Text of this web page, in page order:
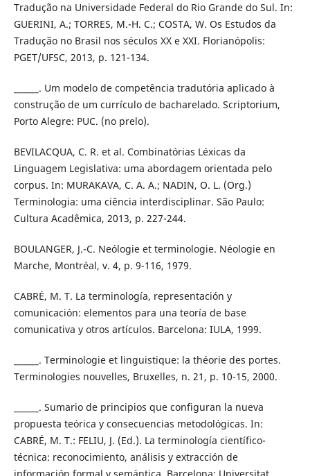
Tradução na Universidade Federal do Rio Grande do Sul. In:
GUERINI, A.; TORRES, M.-H. C.; COSTA, W. Os Estudos da
Tradução no Brasil nos séculos XX e XXI. Florianópolis:
PGET/UFSC, 2013, p. 121-134.
______. Um modelo de competência tradutória aplicado à
construção de um currículo de bacharelado. Scriptorium,
Porto Alegre: PUC. (no prelo).
BEVILACQUA, C. R. et al. Combinatórias Léxicas da
Linguagem Legislativa: uma abordagem orientada pelo
corpus. In: MURAKAVA, C. A. A.; NADIN, O. L. (Org.)
Terminologia: uma ciência interdisciplinar. São Paulo:
Cultura Acadêmica, 2013, p. 227-244.
BOULANGER, J.-C. Neólogie et terminologie. Néologie en
Marche, Montréal, v. 4, p. 9-116, 1979.
CABRÉ, M. T. La terminología, representación y
comunicación: elementos para una teoría de base
comunicativa y otros artículos. Barcelona: IULA, 1999.
______. Terminologie et linguistique: la théorie des portes.
Terminologies nouvelles, Bruxelles, n. 21, p. 10-15, 2000.
______. Sumario de principios que configuran la nueva
propuesta teórica y consecuencias metodológicas. In:
CABRÉ, M. T.: FELIU, J. (Ed.). La terminología científico-
técnica: reconocimiento, análisis y extracción de